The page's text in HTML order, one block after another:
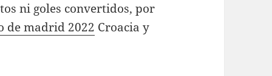
ni goles convertidos, por
de madrid 2022 Croacia y